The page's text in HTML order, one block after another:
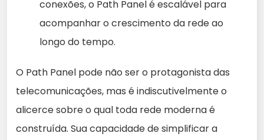
conexões, o Path Panel é escalável para
acompanhar o crescimento da rede ao
longo do tempo.
O Path Panel pode não ser o protagonista das
telecomunicações, mas é indiscutivelmente o
alicerce sobre o qual toda rede moderna é
construída. Sua capacidade de simplificar a